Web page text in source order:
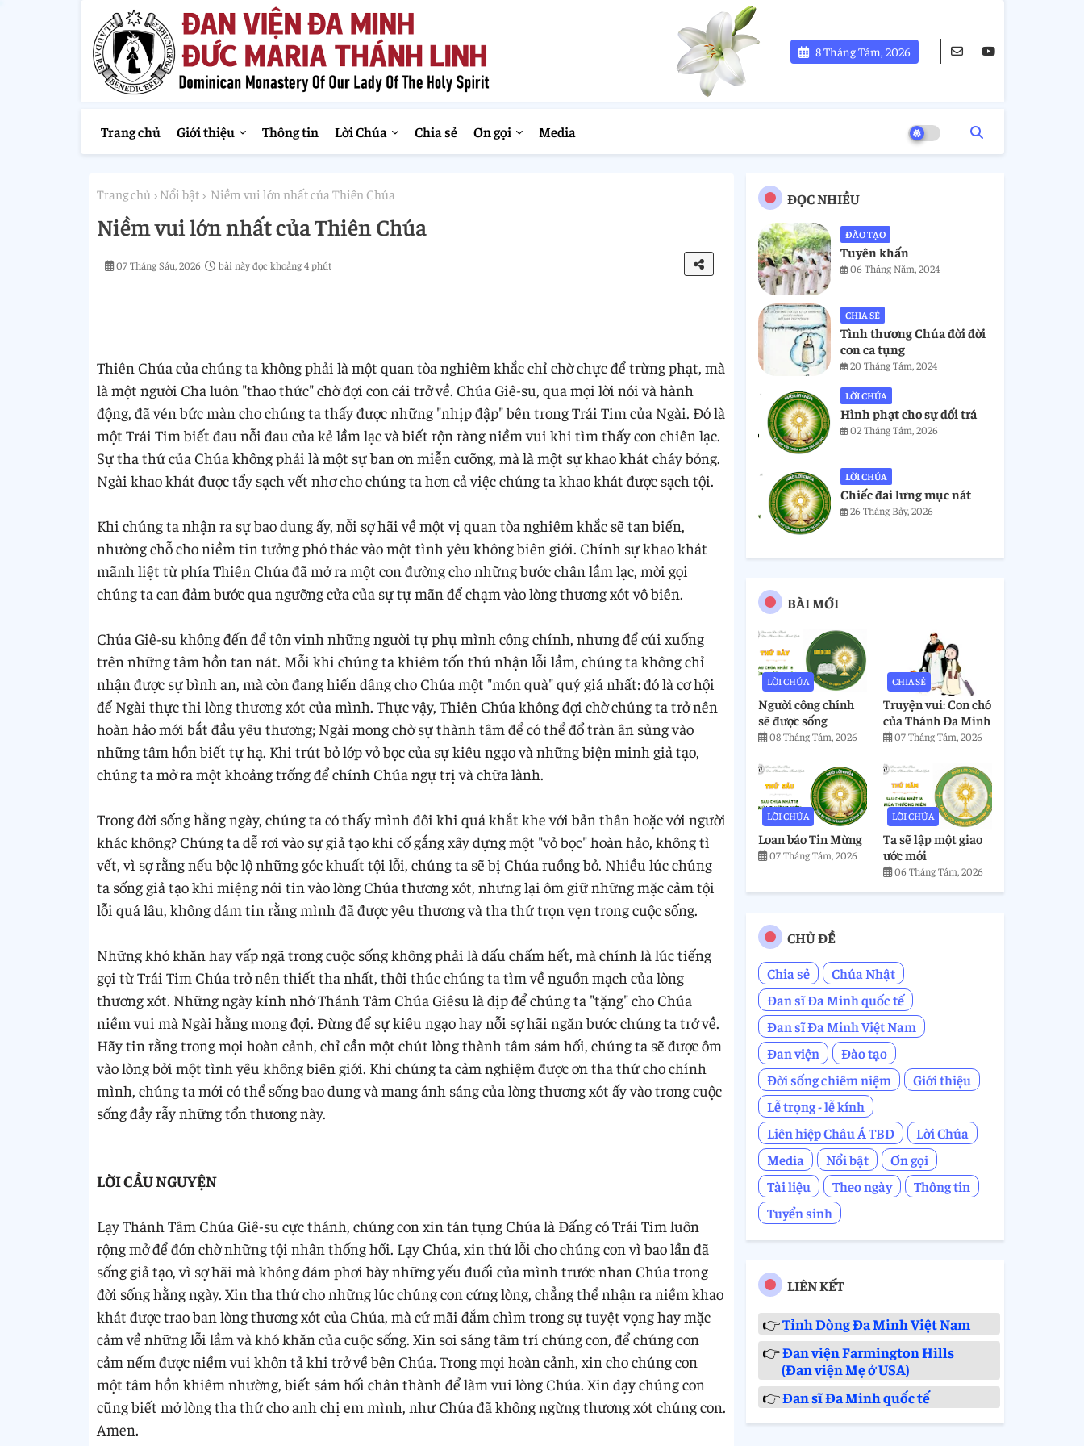
8 Tháng Tám, 2026
Trang chủ Giới thiệu Thông tin Lời Chúa Chia sẻ Ơn gọi Media
Trang chủ Nổi bật Niềm vui lớn nhất của Thiên Chúa
Niềm vui lớn nhất của Thiên Chúa
07 Tháng Sáu, 2026 bài này đọc khoảng 4 phút
Thiên Chúa của chúng ta không phải là một quan tòa nghiêm khắc chỉ chờ chực để trừng phạt, mà
là một người Cha luôn "thao thức" chờ đợi con cái trở về. Chúa Giê-su, qua mọi lời nói và hành
động, đã vén bức màn cho chúng ta thấy được những "nhịp đập" bên trong Trái Tim của Ngài. Đó là
một Trái Tim biết đau nỗi đau của kẻ lầm lạc và biết rộn ràng niềm vui khi tìm thấy con chiên lạc.
Sự tha thứ của Chúa không phải là một sự ban ơn miễn cưỡng, mà là một sự khao khát cháy bỏng.
Ngài khao khát được tẩy sạch vết nhơ cho chúng ta hơn cả việc chúng ta khao khát được sạch tội.
Khi chúng ta nhận ra sự bao dung ấy, nỗi sợ hãi về một vị quan tòa nghiêm khắc sẽ tan biến,
nhường chỗ cho niềm tin tưởng phó thác vào một tình yêu không biên giới. Chính sự khao khát
mãnh liệt từ phía Thiên Chúa đã mở ra một con đường cho những bước chân lầm lạc, mời gọi
chúng ta can đảm bước qua ngưỡng cửa của sự tự mãn để chạm vào lòng thương xót vô biên.
Chúa Giê-su không đến để tôn vinh những người tự phụ mình công chính, nhưng để cúi xuống
trên những tâm hồn tan nát. Mỗi khi chúng ta khiêm tốn thú nhận lỗi lầm, chúng ta không chỉ
nhận được sự bình an, mà còn đang hiến dâng cho Chúa một "món quà" quý giá nhất: đó là cơ hội
để Ngài thực thi lòng thương xót của mình. Thực vậy, Thiên Chúa không đợi chờ chúng ta trở nên
hoàn hảo mới bắt đầu yêu thương; Ngài mong chờ sự thành tâm để có thể đổ tràn ân sủng vào
những tâm hồn biết tự hạ. Khi trút bỏ lớp vỏ bọc của sự kiêu ngạo và những biện minh giả tạo,
chúng ta mở ra một khoảng trống để chính Chúa ngự trị và chữa lành.
Trong đời sống hằng ngày, chúng ta có thấy mình đôi khi quá khắt khe với bản thân hoặc với người
khác không? Chúng ta dễ rơi vào sự giả tạo khi cố gắng xây dựng một "vỏ bọc" hoàn hảo, không tì
vết, vì sợ rằng nếu bộc lộ những góc khuất tội lỗi, chúng ta sẽ bị Chúa ruồng bỏ. Nhiều lúc chúng
ta sống giả tạo khi miệng nói tin vào lòng Chúa thương xót, nhưng lại ôm giữ những mặc cảm tội
lỗi quá lâu, không dám tin rằng mình đã được yêu thương và tha thứ trọn vẹn trong cuộc sống.
Những khó khăn hay vấp ngã trong cuộc sống không phải là dấu chấm hết, mà chính là lúc tiếng
gọi từ Trái Tim Chúa trở nên thiết tha nhất, thôi thúc chúng ta tìm về nguồn mạch của lòng
thương xót. Những ngày kính nhớ Thánh Tâm Chúa Giêsu là dịp để chúng ta "tặng" cho Chúa
niềm vui mà Ngài hằng mong đợi. Đừng để sự kiêu ngạo hay nỗi sợ hãi ngăn bước chúng ta trở về.
Hãy tin rằng trong mọi hoàn cảnh, chỉ cần một chút lòng thành tâm sám hối, chúng ta sẽ được ôm
vào lòng bởi một tình yêu không biên giới. Khi chúng ta cảm nghiệm được ơn tha thứ cho chính
mình, chúng ta mới có thể sống bao dung và mang ánh sáng của lòng thương xót ấy vào trong cuộc
sống đầy rẫy những tổn thương này.
LỜI CẦU NGUYỆN
Lạy Thánh Tâm Chúa Giê-su cực thánh, chúng con xin tán tụng Chúa là Đấng có Trái Tim luôn
rộng mở để đón chờ những tội nhân thống hối. Lạy Chúa, xin thứ lỗi cho chúng con vì bao lần đã
sống giả tạo, vì sợ hãi mà không dám phơi bày những yếu đuối của mình trước nhan Chúa trong
đời sống hằng ngày. Xin tha thứ cho những lúc chúng con cứng lòng, chẳng thể nhận ra niềm khao
khát được trao ban lòng thương xót của Chúa, mà cứ mãi đắm chìm trong sự tuyệt vọng hay mặc
cảm về những lỗi lầm và khó khăn của cuộc sống. Xin soi sáng tâm trí chúng con, để chúng con
cảm nếm được niềm vui khôn tả khi trở về bên Chúa. Trong mọi hoàn cảnh, xin cho chúng con
một tâm hồn khiêm nhường, biết sám hối chân thành để làm vui lòng Chúa. Xin dạy chúng con
cũng biết mở lòng tha thứ cho anh chị em mình, như Chúa đã không ngừng thương xót chúng con.
Amen.
ĐỌC NHIỀU
ĐÀO TẠO
Tuyên khấn
06 Tháng Năm, 2024
CHIA SẺ
Tình thương Chúa đời đời
con ca tụng
20 Tháng Tám, 2024
LỜI CHÚA
Hình phạt cho sự dối trá
02 Tháng Tám, 2026
LỜI CHÚA
Chiếc đai lưng mục nát
26 Tháng Bảy, 2026
BÀI MỚI
LỜI CHÚA
Người công chính
sẽ được sống
08 Tháng Tám, 2026
CHIA SẺ
Truyện vui: Con chó
của Thánh Đa Minh
07 Tháng Tám, 2026
LỜI CHÚA
Loan báo Tin Mừng
07 Tháng Tám, 2026
LỜI CHÚA
Ta sẽ lập một giao
ước mới
06 Tháng Tám, 2026
CHỦ ĐỀ
Chia sẻ
Chúa Nhật
Đan sĩ Đa Minh quốc tế
Đan sĩ Đa Minh Việt Nam
Đan viện
Đào tạo
Đời sống chiêm niệm
Giới thiệu
Lễ trọng - lễ kính
Liên hiệp Châu Á TBD
Lời Chúa
Media
Nổi bật
Ơn gọi
Tài liệu
Theo ngày
Thông tin
Tuyển sinh
LIÊN KẾT
👉Tỉnh Dòng Đa Minh Việt Nam
👉Đan viện Farmington Hills
(Đan viện Mẹ ở USA)
👉Đan sĩ Đa Minh quốc tế